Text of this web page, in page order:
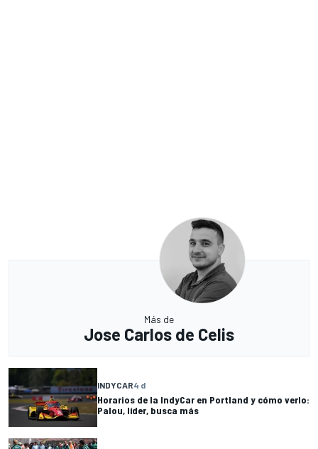
Más de
Jose Carlos de Celis
INDYCAR4 d
Horarios de la IndyCar en Portland y cómo verlo:
Palou, líder, busca más